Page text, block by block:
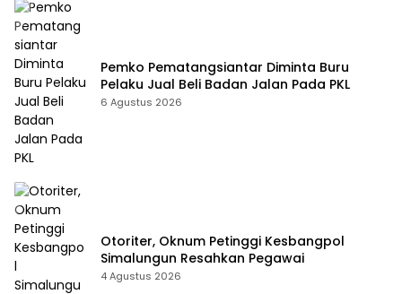
Pemko Pematangsiantar Diminta Buru
Pelaku Jual Beli Badan Jalan Pada PKL
6 Agustus 2026
Otoriter, Oknum Petinggi Kesbangpol
Simalungun Resahkan Pegawai
4 Agustus 2026